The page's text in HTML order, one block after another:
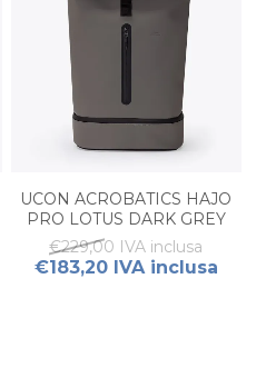
UCON ACROBATICS HAJO
PRO LOTUS DARK GREY
€229,00 IVA inclusa
€183,20 IVA inclusa